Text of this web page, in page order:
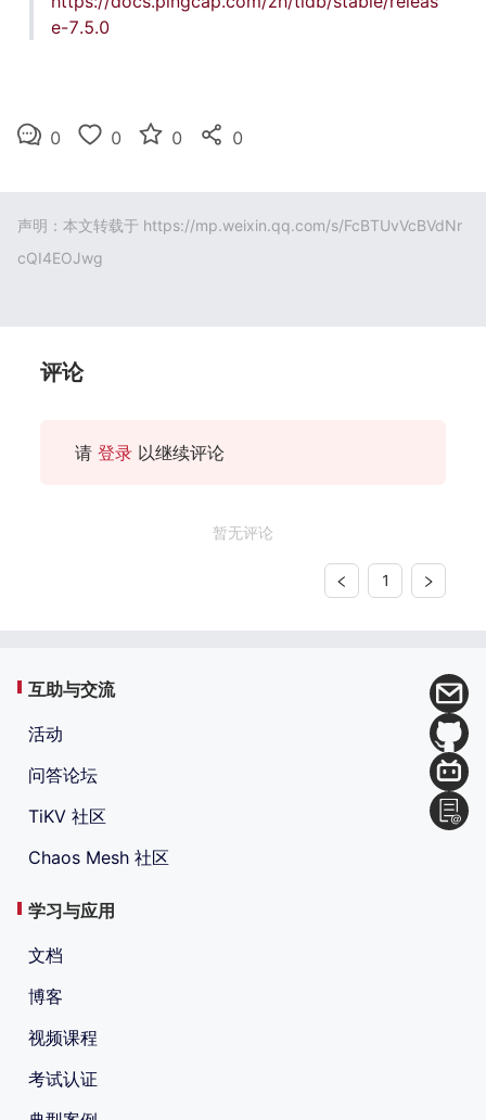
e-7.5.0
0 0 0 0
声明：本文转载于 https://mp.weixin.qq.com/s/FcBTUvVcBVdNr
cQI4EOJwg
评论
请 登录 以继续评论
暂无评论
1
互助与交流
活动
问答论坛
TiKV 社区
Chaos Mesh 社区
学习与应用
文档
博客
视频课程
考试认证